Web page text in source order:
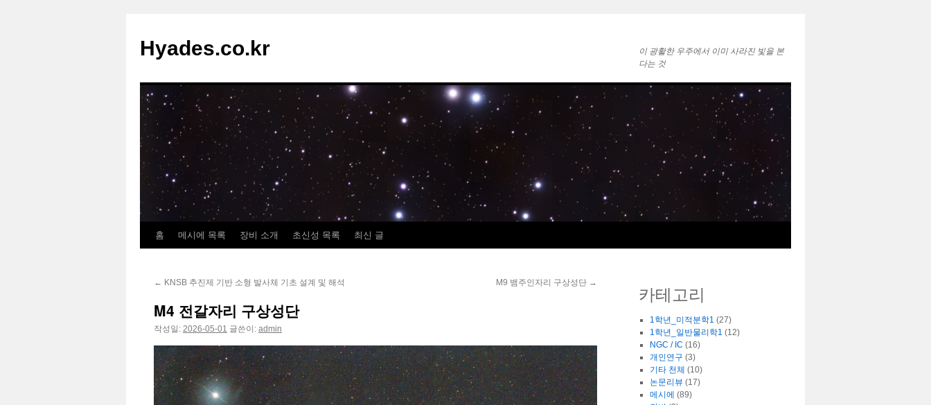
츠
로
너
뛰
기
Hyades.co.kr
이 광활한 우주에서 ㅤㅤㅤㅤㅤㅤㅤㅤㅤㅤㅤㅤㅤㅤㅤ이미 사라진 빛을 본
다는 것
홈 메시에 목록 장비 소개 초신성 목록 최신 글
← KNSB 추진제 기반 소형 발사체 기초 설계 및 해석 M9 뱀주인자리 구상성단 →
M4 전갈자리 구상성단
작성일: 2026-05-01 글쓴이: admin
카테고리
1학년_미적분학1 (27)
1학년_일반물리학1 (12)
NGC / IC (16)
개인연구 (3)
기타 천체 (10)
논문리뷰 (17)
메시에 (89)